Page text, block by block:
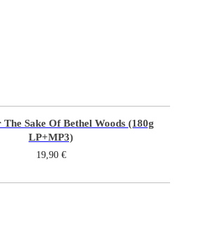
The Sake Of Bethel Woods (180g
LP+MP3)
19,90 €